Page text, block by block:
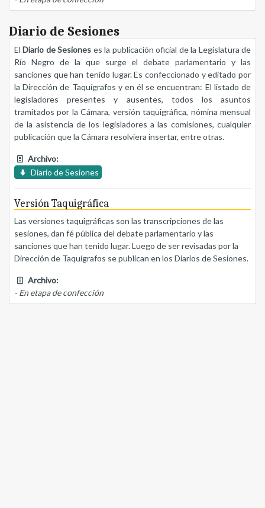
Diario de Sesiones
ElDiario de Sesiones es la publicación oficial de la Legislatura de
Río Negro de la que surge el debate parlamentario y las
sanciones que han tenido lugar. Es confeccionado y editado por
la Dirección de Taquígrafos y en él se encuentran: El listado de
legisladores presentes y ausentes, todos los asuntos
tramitados por la Cámara, versión taquigráfica, nómina mensual
de la asistencia de los legisladores a las comisiones, cualquier
publicación que la Cámara resolviera insertar, entre otras.
Archivo:
Diario de Sesiones
Versión Taquigráfica
Las versiones taquigráficas son las transcripciones de las
sesiones, dan fé pública del debate parlamentario y las
sanciones que han tenido lugar. Luego de ser revisadas por la
Dirección de Taquígrafos se publican en los Diarios de Sesiones.
Archivo:
- En etapa de confección